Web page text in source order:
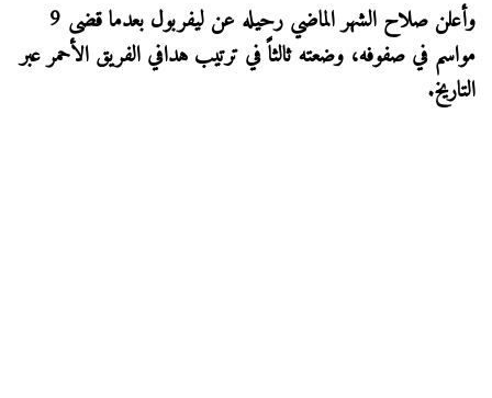
وأعلن صلاح الشهر الماضي رحيله عن ليفربول بعدما قضى 9
مواسم في صفوفه، وضعته ثالثاً في ترتيب هدافي الفريق الأحمر عبر
التاريخ.